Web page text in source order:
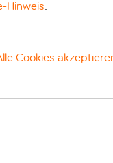
Hinweis.
Cookies